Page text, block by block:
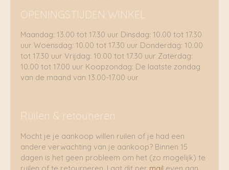
OPENINGSTIJDEN WINKEL
Maandag: 13.00 tot 17.30 uur Dinsdag: 10.00 tot 17.30
uur Woensdag: 10.00 tot 17.30 uur Donderdag: 10.00
tot 17.30 uur Vrijdag: 10.00 tot 17.30 uur Zaterdag:
10.00 tot 17.00 uur Koopzondag: De laatste zondag
van de maand van 13.00-17.00 uur
Ruilen & retouneren
Mocht je je aankoop willen ruilen of je had een
andere verwachting van je aankoop? Binnen 15
dagen is het geen probleem om het (zo mogelijk) te
ruilen of te retourneren. Laat dit per mail even aan